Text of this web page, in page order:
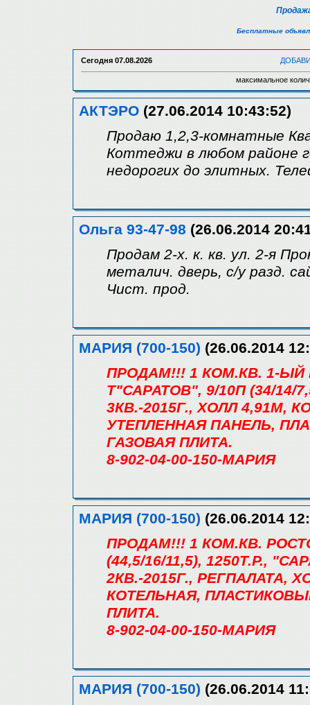
Бесплатные
Сегодня 07.08.2026
максимальное
АКТЭРО (27.06.2014 10:43:52)
Продаю 1,2,3-комнатные
Коттеджи в любом районе
недорогих до элитных.
Ольга 93-47-98 (26.06.2014
Продам 2-х. к. кв. ул. 2-я
металич. дверь, с/у разд.
Чист. прод.
МАРИЯ (700-150) (26.06.2014
ПРОДАМ!!! 1 КОМ.КВ. 1-ЫЙ
Т"САРАТОВ", 9/10П (34/14/
3КВ.-2015Г., ХОЛЛ 4,91М,
УТЕПЛЕННАЯ ПАНЕЛЬ,
ГАЗОВАЯ ПЛИТА.
8-902-04-00-150-МАРИЯ
МАРИЯ (700-150) (26.06.2014
ПРОДАМ!!! 1 КОМ.КВ.
(44,5/16/11,5), 1250Т.Р.,
2КВ.-2015Г., РЕГПАЛАТА,
КОТЕЛЬНАЯ,
ПЛИТА.
8-902-04-00-150-МАРИЯ
МАРИЯ (700-150) (26.06.2014